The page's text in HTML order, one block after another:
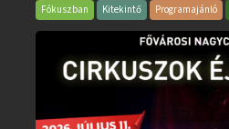
bejegyzéshez
Fókuszban Kitekintő Programajánló